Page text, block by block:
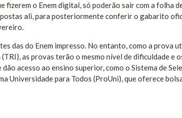
fizerem o Enem digital, só poderão sair com a folha
ali, para posteriormente conferir o gabarito
das do Enem impresso. No entanto, como a prova
as provas terão o mesmo nível de dificuldade e
dão acesso ao ensino superior, como o Sistema de
Universidade para Todos (ProUni), que oferece